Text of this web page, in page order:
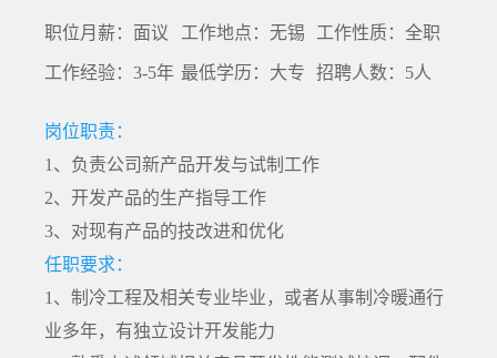
职位月薪：面议 工作地点：无锡 工作性质：全职
工作经验：3-5年 最低学历：大专 招聘人数：5人
岗位职责：
1、负责公司新产品开发与试制工作
2、开发产品的生产指导工作
3、对现有产品的技改进和优化
任职要求：
1、制冷工程及相关专业毕业，或者从事制冷暖通行
业多年，有独立设计开发能力